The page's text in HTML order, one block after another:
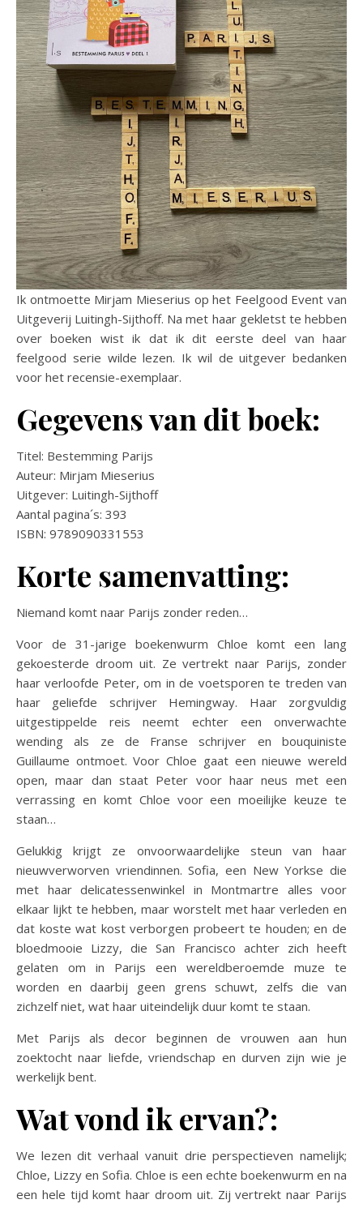
Ik ontmoette Mirjam Mieserius op het Feelgood Event van
Uitgeverij Luitingh-Sijthoff. Na met haar gekletst te hebben
over boeken wist ik dat ik dit eerste deel van haar
feelgood serie wilde lezen. Ik wil de uitgever bedanken
voor het recensie-exemplaar.
Gegevens van dit boek:
Titel: Bestemming Parijs
Auteur: Mirjam Mieserius
Uitgever: Luitingh-Sijthoff
Aantal pagina´s: 393
ISBN: 9789090331553
Korte samenvatting:
Niemand komt naar Parijs zonder reden…
Voor de 31-jarige boekenwurm Chloe komt een lang
gekoesterde droom uit. Ze vertrekt naar Parijs, zonder
haar verloofde Peter, om in de voetsporen te treden van
haar geliefde schrijver Hemingway. Haar zorgvuldig
uitgestippelde reis neemt echter een onverwachte
wending als ze de Franse schrijver en bouquiniste
Guillaume ontmoet. Voor Chloe gaat een nieuwe wereld
open, maar dan staat Peter voor haar neus met een
verrassing en komt Chloe voor een moeilijke keuze te
staan…
Gelukkig krijgt ze onvoorwaardelijke steun van haar
nieuwverworven vriendinnen. Sofia, een New Yorkse die
met haar delicatessenwinkel in Montmartre alles voor
elkaar lijkt te hebben, maar worstelt met haar verleden en
dat koste wat kost verborgen probeert te houden; en de
bloedmooie Lizzy, die San Francisco achter zich heeft
gelaten om in Parijs een wereldberoemde muze te
worden en daarbij geen grens schuwt, zelfs die van
zichzelf niet, wat haar uiteindelijk duur komt te staan.
Met Parijs als decor beginnen de vrouwen aan hun
zoektocht naar liefde, vriendschap en durven zijn wie je
werkelijk bent.
Wat vond ik ervan?:
We lezen dit verhaal vanuit drie perspectieven namelijk;
Chloe, Lizzy en Sofia. Chloe is een echte boekenwurm en na
een hele tijd komt haar droom uit. Zij vertrekt naar Parijs